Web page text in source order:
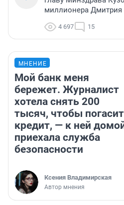
миллионера Дмитрия
4 697 15
МНЕНИЕ
Мой банк меня
бережет. Журналист
хотела снять 200
тысяч, чтобы
кредит, — к ней
приехала служба
безопасности
Ксения Владимирская
Автор мнения